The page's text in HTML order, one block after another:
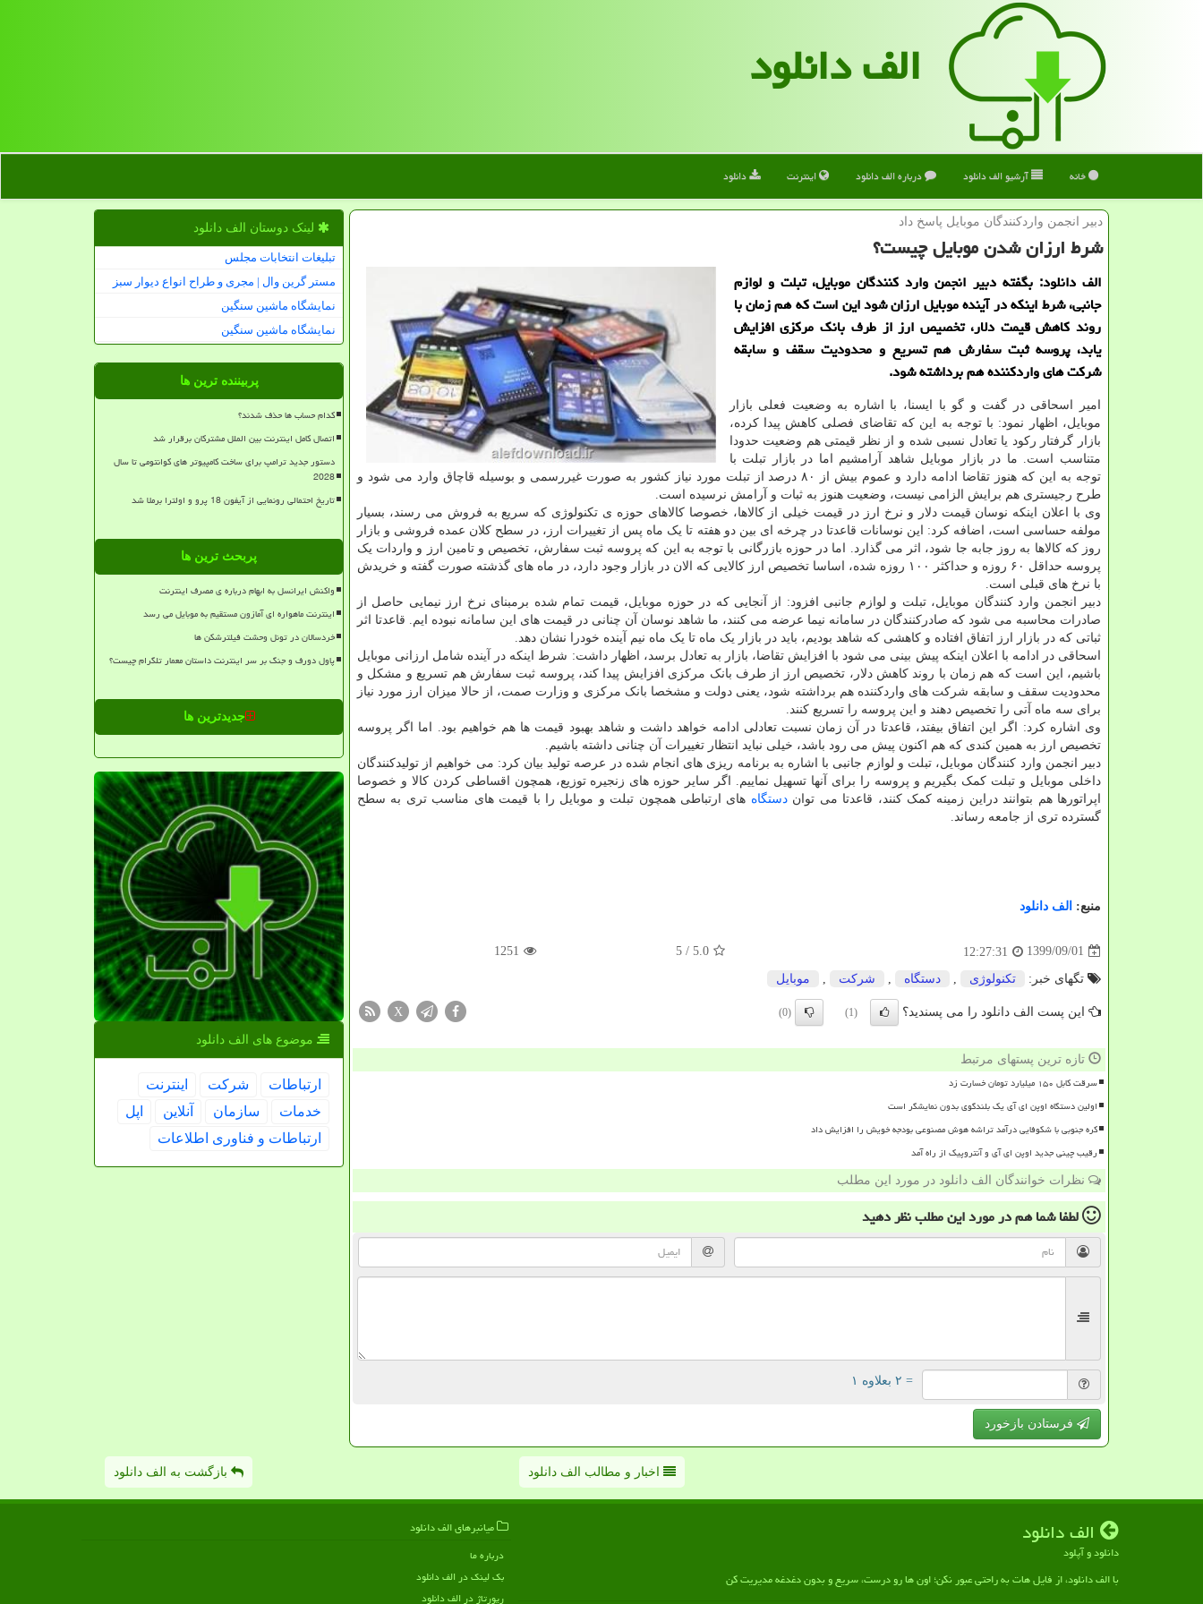
الف دانلود
خانه آرشیو الف دانلود درباره الف دانلود اینترنت دانلود
دبیر انجمن واردكنندگان موبایل پاسخ داد
شرط ارزان شدن موبایل چیست؟
الف دانلود: بگفته دبیر انجمن وارد كنندگان موبایل، تبلت و لوازم
جانبی، شرط اینكه در آینده موبایل ارزان شود این است كه هم زمان با
روند كاهش قیمت دلار، تخصیص ارز از طرف بانك مركزی افزایش
یابد، پروسه ثبت سفارش هم تسریع و محدودیت سقف و سابقه
شركت های واردكننده هم برداشته شود.
امیر اسحاقی در گفت و گو با ایسنا، با اشاره به وضعیت فعلی بازار
موبایل، اظهار نمود: با توجه به این که تقاضای فصلی کاهش پیدا کرده،
بازار گرفتار رکود یا تعادل نسبی شده و از نظر قیمتی هم وضعیت حدودا
متناسب است. ما در بازار موبایل شاهد آرامشیم اما در بازار تبلت با
توجه به این که هنوز تقاضا ادامه دارد و عموم بیش از ۸۰ درصد از تبلت مورد نیاز کشور به صورت غیررسمی و بوسیله قاچاق وارد می شود و
طرح رجیستری هم برایش الزامی نیست، وضعیت هنوز به ثبات و آرامش نرسیده است.
وی با اعلان اینکه نوسان قیمت دلار و نرخ ارز در قیمت خیلی از کالاها، خصوصا کالاهای حوزه ی تکنولوژی که سریع به فروش می رسند، بسیار
مولفه حساسی است، اضافه کرد: این نوسانات قاعدتا در چرخه ای بین دو هفته تا یک ماه پس از تغییرات ارز، در سطح کلان عمده فروشی و بازار
روز که کالاها به روز جابه جا شود، اثر می گذارد. اما در حوزه بازرگانی با توجه به این که پروسه ثبت سفارش، تخصیص و تامین ارز و واردات یک
پروسه حداقل ۶۰ روزه و حداکثر ۱۰۰ روزه شده، اساسا تخصیص ارز کالایی که الان در بازار وجود دارد، در ماه های گذشته صورت گفته و خریدش
با نرخ های قبلی است.
دبیر انجمن وارد کنندگان موبایل، تبلت و لوازم جانبی افزود: از آنجایی که در حوزه موبایل، قیمت تمام شده برمبنای نرخ ارز نیمایی حاصل از
صادرات محاسبه می شود که صادرکنندگان در سامانه نیما عرضه می کنند، ما شاهد نوسان آن چنانی در قیمت های این سامانه نبوده ایم. قاعدتا اثر
ثباتی که در بازار ارز اتفاق افتاده و کاهشی که شاهد بودیم، باید در بازار یک ماه تا یک ماه نیم آینده خودرا نشان دهد.
اسحاقی در ادامه با اعلان اینکه پیش بینی می شود با افزایش تقاضا، بازار به تعادل برسد، اظهار داشت: شرط اینکه در آینده شامل ارزانی موبایل
باشیم، این است که هم زمان با روند کاهش دلار، تخصیص ارز از طرف بانک مرکزی افزایش پیدا کند، پروسه ثبت سفارش هم تسریع و مشکل و
محدودیت سقف و سابقه شرکت های واردکننده هم برداشته شود، یعنی دولت و مشخصا بانک مرکزی و وزارت صمت، از حالا میزان ارز مورد نیاز
برای سه ماه آتی را تخصیص دهند و این پروسه را تسریع کنند.
وی اشاره کرد: اگر این اتفاق بیفتد، قاعدتا در آن زمان نسبت تعادلی ادامه خواهد داشت و شاهد بهبود قیمت ها هم خواهیم بود. اما اگر پروسه
تخصیص ارز به همین کندی که هم اکنون پیش می رود باشد، خیلی نباید انتظار تغییرات آن چنانی داشته باشیم.
دبیر انجمن وارد کنندگان موبایل، تبلت و لوازم جانبی با اشاره به برنامه ریزی های انجام شده در عرصه تولید بیان کرد: می خواهیم از تولیدکنندگان
داخلی موبایل و تبلت کمک بگیریم و پروسه را برای آنها تسهیل نماییم. اگر سایر حوزه های زنجیره توزیع، همچون اقساطی کردن کالا و خصوصا
اپراتورها هم بتوانند دراین زمینه کمک کنند، قاعدتا می تواندستگاه های ارتباطی همچون تبلت و موبایل را با قیمت های مناسب تری به سطح
گسترده تری از جامعه رساند.
منبع: الف دانلود
1399/09/01
12:27:31
5.0
/ 5
1251
تگهای خبر: تكنولوژی دستگاه شركت موبایل
این پست الف دانلود را می پسندید؟ (1)
(0)
X
تازه ترین پستهای مرتبط
سرقت کابل ۱۵۰ میلیارد تومان خسارت زد
اولین دستگاه اوپن ای آی یک بلندگوی بدون نمایشگر است
کره جنوبی با شکوفایی درآمد تراشه هوش مصنوعی بودجه خویش را افزایش داد
رقیب چینی جدید اوپن ای آی و آنتروپیک از راه آمد
نظرات خوانندگان الف دانلود در مورد این مطلب
لطفا شما همدر مورد این مطلبنظر دهید
= ۲ بعلاوه ۱
فرستادن بازخورد
لینک دوستان الف دانلود
تبلیغات انتخابات مجلس
مستر گرین وال | مجری و طراح انواع دیوار سبز
نمایشگاه ماشین سنگین
نمایشگاه ماشین سنگین
پربیننده ترین ها
کدام حساب ها حذف شدند؟
اتصال کامل اینترنت بین الملل مشترکان برقرار شد
دستور جدید ترامپ برای ساخت کامپیوتر های کوانتومی تا سال
2028
تاریخ احتمالی رونمایی از آیفون 18 پرو و اولترا برملا شد
پربحث ترین ها
واکنش ایرانسل به ابهام درباره ی مصرف اینترنت
اینترنت ماهواره ای آمازون مستقیم به موبایل می رسد
خردسالان در تونل وحشت فیلترشکن ها
پاول دورف و جنگ بر سر اینترنت داستان معمار تلگرام چیست؟
جدیدترین ها
موضوع های الف دانلود
ارتباطات شركت
اینترنت
خدمات
سازمان آنلاین
اپل
ارتباطات و فناوری اطلاعات
اخبار و مطالب الف دانلود بازگشت به الف دانلود
الف دانلود
دانلود و آپلود
با الف دانلود، از فایل هات به راحتی عبور نکن؛ اون ها رو درست، سریع و بدون دغدغه مدیریت کن
میانبرهای الف دانلود
درباره ما
بک لینک در الف دانلود
رپورتاژ در الف دانلود